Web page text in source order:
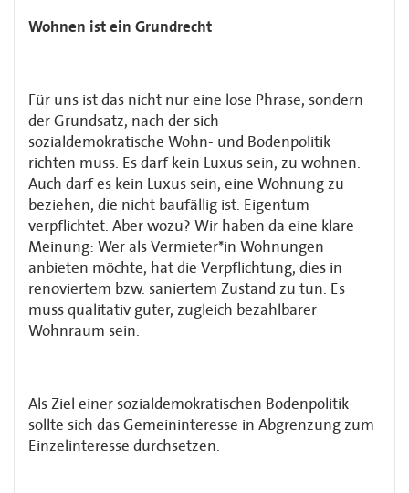
Wohnen ist ein Grundrecht
Für uns ist das nicht nur eine lose Phrase, sondern
der Grundsatz, nach der sich
sozialdemokratische Wohn- und Bodenpolitik
richten muss. Es darf kein Luxus sein, zu wohnen.
Auch darf es kein Luxus sein, eine Wohnung zu
beziehen, die nicht baufällig ist. Eigentum
verpflichtet. Aber wozu? Wir haben da eine klare
Meinung: Wer als Vermieter*in Wohnungen
anbieten möchte, hat die Verpflichtung, dies in
renoviertem bzw. saniertem Zustand zu tun. Es
muss qualitativ guter, zugleich bezahlbarer
Wohnraum sein.
Als Ziel einer sozialdemokratischen Bodenpolitik
sollte sich das Gemeininteresse in Abgrenzung zum
Einzelinteresse durchsetzen.